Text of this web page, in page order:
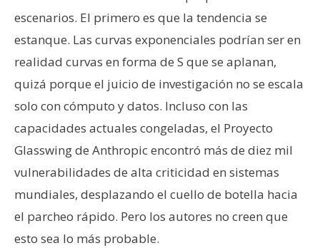
escenarios. El primero es que la tendencia se
estanque. Las curvas exponenciales podrían ser en
realidad curvas en forma de S que se aplanan,
quizá porque el juicio de investigación no se escala
solo con cómputo y datos. Incluso con las
capacidades actuales congeladas, el Proyecto
Glasswing de Anthropic encontró más de diez mil
vulnerabilidades de alta criticidad en sistemas
mundiales, desplazando el cuello de botella hacia
el parcheo rápido. Pero los autores no creen que
esto sea lo más probable.